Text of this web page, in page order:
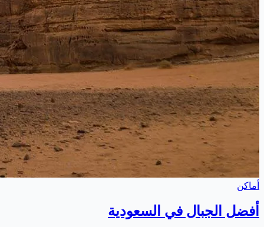
أماكن
أفضل الجبال في السعودية